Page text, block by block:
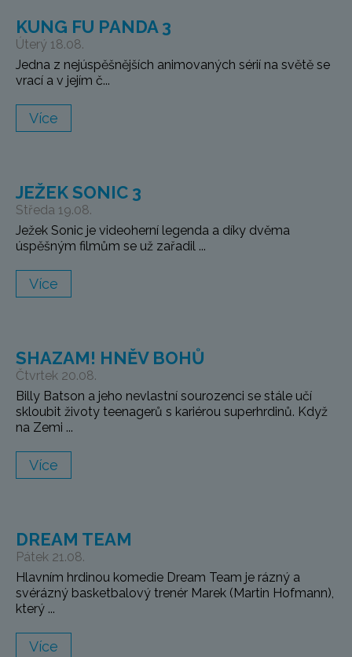
KUNG FU PANDA 3
Úterý 18.08.
Jedna z nejúspěšnějších animovaných sérií na světě se
vrací a v jejím č...
Více
JEŽEK SONIC 3
Středa 19.08.
Ježek Sonic je videoherní legenda a díky dvěma
úspěšným filmům se už zařadil ...
Více
SHAZAM! HNĚV BOHŮ
Čtvrtek 20.08.
Billy Batson a jeho nevlastní sourozenci se stále učí
skloubit životy teenagerů s kariérou superhrdinů. Když
na Zemi ...
Více
DREAM TEAM
Pátek 21.08.
Hlavním hrdinou komedie Dream Team je rázný a
svérázný basketbalový trenér Marek (Martin Hofmann),
který ...
Více